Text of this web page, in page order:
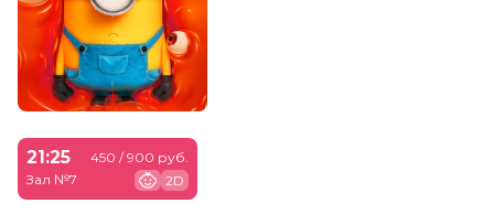
21:25
Зал №7
450 / 900 руб.
2D